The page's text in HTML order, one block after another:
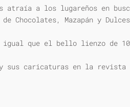
atraía a los lugareños en
Chocolates, Mazapán y
que el bello lienzo de
caricaturas en la revista